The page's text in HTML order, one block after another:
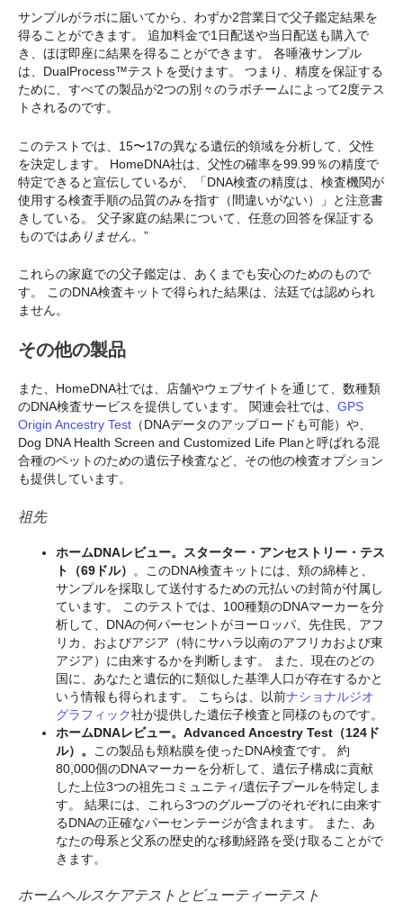
サンプルがラボに届いてから、わずか2営業日で父子鑑定結果を
得ることができます。 追加料金で1日配送や当日配送も購入で
き、ほぼ即座に結果を得ることができます。 各唾液サンプル
は、DualProcess™テストを受けます。 つまり、精度を保証する
ために、すべての製品が2つの別々のラボチームによって2度テス
トされるのです。
このテストでは、15〜17の異なる遺伝的領域を分析して、父性
を決定します。 HomeDNA社は、父性の確率を99.99％の精度で
特定できると宣伝しているが、「DNA検査の精度は、検査機関が
使用する検査手順の品質のみを指す（間違いがない）」と注意書
きしている。 父子家庭の結果について、任意の回答を保証する
ものではありません。”
これらの家庭での父子鑑定は、あくまでも安心のためのもので
す。 このDNA検査キットで得られた結果は、法廷では認められ
ません。
その他の製品
また、HomeDNA社では、店舗やウェブサイトを通じて、数種類
のDNA検査サービスを提供しています。 関連会社では、 GPS
Origin Ancestry Test （DNAデータのアップロードも可能）や、
Dog DNA Health Screen and Customized Life Planと呼ばれる混
合種のペットのための遺伝子検査など、その他の検査オプション
も提供しています。
祖先
ホームDNAレビュー。スターター・アンセストリー・テス
ト（69ドル）
。このDNA検査キットには、頬の綿棒と、
サンプルを採取して送付するための元払いの封筒が付属し
ています。 このテストでは、100種類のDNAマーカーを分
析して、DNAの何パーセントがヨーロッパ、先住民、アフ
リカ、およびアジア（特にサハラ以南のアフリカおよび東
アジア）に由来するかを判断します。 また、現在のどの
国に、あなたと遺伝的に類似した基準人口が存在するかと
いう情報も得られます。 こちらは、以前ナショナルジオ
グラフィック社が提供した遺伝子検査と同様のものです。
ホームDNAレビュー。Advanced Ancestry Test（124ド
ル）。
この製品も頬粘膜を使ったDNA検査です。 約
80,000個のDNAマーカーを分析して、遺伝子構成に貢献
した上位3つの祖先コミュニティ/遺伝子プールを特定しま
す。 結果には、これら3つのグループのそれぞれに由来す
るDNAの正確なパーセンテージが含まれます。 また、あ
なたの母系と父系の歴史的な移動経路を受け取ることがで
きます。
ホームヘルスケアテストとビューティーテスト